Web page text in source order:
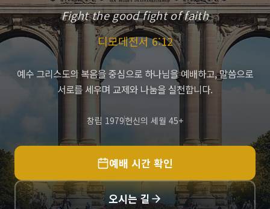
Fight the good fight of faith
디모데전서 6:12
예수 그리스도의 복음을 중심으로 하나님을 예배하고, 말씀으로
서로를 세우며 교제와 나눔을 실천합니다.
창립 1979헌신의 세월 45+
예배 시간 확인
오시는 길